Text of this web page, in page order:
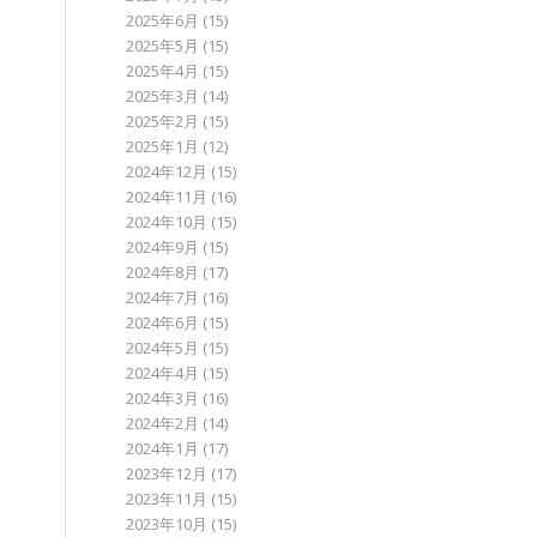
2025年6月 (15)
2025年5月 (15)
2025年4月 (15)
2025年3月 (14)
2025年2月 (15)
2025年1月 (12)
2024年12月 (15)
2024年11月 (16)
2024年10月 (15)
2024年9月 (15)
2024年8月 (17)
2024年7月 (16)
2024年6月 (15)
2024年5月 (15)
2024年4月 (15)
2024年3月 (16)
2024年2月 (14)
2024年1月 (17)
2023年12月 (17)
2023年11月 (15)
2023年10月 (15)